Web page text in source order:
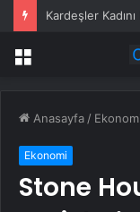
Kardeşler Kadını
Menü
Anasayfa / Ekonomi
Ekonomi
Stone